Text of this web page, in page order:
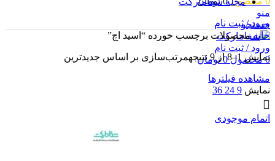
منو
جستجو
ورود / ثبت نام
0 محصول 0 تومان
ورود / ثبت نام
خانهمحصولات برچسب خورده “اسید اچ”
نمایش 1–8 از 9 نتیجه مرتب‌سازی بر اساس جدیدترین
مشاهده فیلترها
نمایش 9
24
36
اتمام موجودی